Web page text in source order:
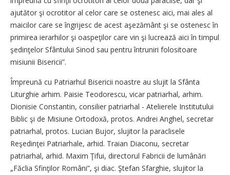
ajutător şi ocrotitor al celor care se ostenesc aici, mai ales al
maicilor care se îngrijesc de acest aşezământ şi se ostenesc în
primirea ierarhilor şi oaspeţilor care vin şi lucrează aici în timpul
şedinţelor Sfântului Sinod sau pentru întruniri folositoare
misiunii Bisericii”.
Împreună cu Patriarhul Bisericii noastre au slujit la Sfânta
Liturghie arhim. Paisie Teodorescu, vicar patriarhal, arhim.
Dionisie Constantin, consilier patriarhal - Atelierele Institutului
Biblic şi de Misiune Ortodoxă, protos. Andrei Anghel, secretar
patriarhal, protos. Lucian Bujor, slujitor la paraclisele
Reşedinţei Patriarhale, arhid. Traian Diaconu, secretar
patriarhal, arhid. Maxim Ţifui, directorul Fabricii de lumânări
„Făclia Sfinţilor Români”, şi diac. Ştefan Sfarghie, slujitor la